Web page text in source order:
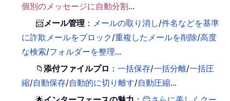
個別のメッセージに自動分割...
📨メール管理 ： メールの取り消し/件名などを基準
に詐欺メールをブロック/重複したメールを削除/高度
な検索/フォルダーを整理...
📁添付ファイルプロ ：一括保存/一括分離/一括圧
縮/自動保存/自動的に切り離す/自動圧縮...